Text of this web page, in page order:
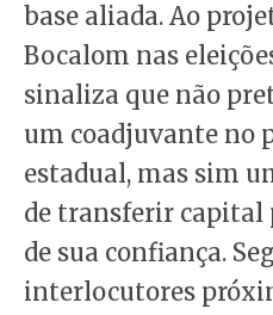
base aliada. Ao
Bocalom nas
sinaliza que não
um coadjuvante no
estadual, mas sim
de transferir capital
de sua confiança.
interlocutores